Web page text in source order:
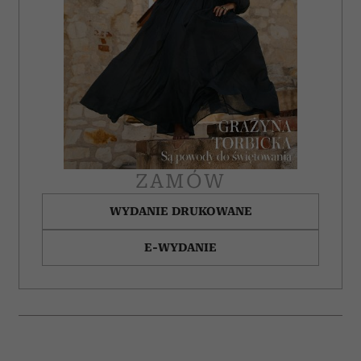
społecznościowym, reklamowym i analitycznym.
Partnerzy mogą połączyć te informacje z innymi danymi
otrzymanymi od Ciebie lub uzyskanymi podczas
korzystania z ich usług.
ZAMÓW
WYDANIE DRUKOWANE
E-WYDANIE